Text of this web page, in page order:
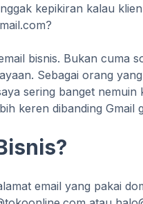
kepikiran kalau
bisnis. Bukan cuma
Sebagai orang
sering banget nemuin
keren dibanding Gmail
email yang pakai